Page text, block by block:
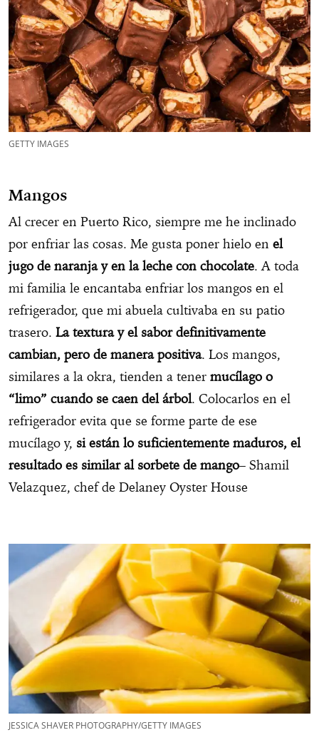
GETTY IMAGES
Mangos
Al crecer en Puerto Rico, siempre me he inclinado
por enfriar las cosas. Me gusta poner hielo en el
jugo de naranja y en la leche con chocolate. A toda
mi familia le encantaba enfriar los mangos en el
refrigerador, que mi abuela cultivaba en su patio
trasero. La textura y el sabor definitivamente
cambian, pero de manera positiva. Los mangos,
similares a la okra, tienden a tener mucílago o
“limo” cuando se caen del árbol. Colocarlos en el
refrigerador evita que se forme parte de ese
mucílago y, si están lo suficientemente maduros, el
resultado es similar al sorbete de mango– Shamil
Velazquez, chef de Delaney Oyster House
JESSICA SHAVER PHOTOGRAPHY/GETTY IMAGES